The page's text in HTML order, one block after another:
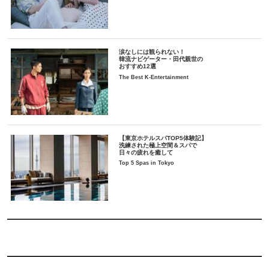
涙なしには観られない！
韓流ナビゲーター・田代親世の
おすすめ12選
The Best K-Entertainment
【東京ホテルスパTOP5体験記】
洗練された極上空間＆スパで
日々の疲れを癒して
Top 5 Spas in Tokyo